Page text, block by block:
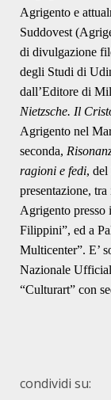
Agrigento e
Suddovest
di divulgazione
degli Studi di
dall’Editore di
Nietzsche. Il
Agrigento nel
seconda,
ragioni e fedi, del
presentazione,
Agrigento presso
Filippini”, ed a
Multicenter”. E’
Nazionale
“Culturart” con
condividi su: